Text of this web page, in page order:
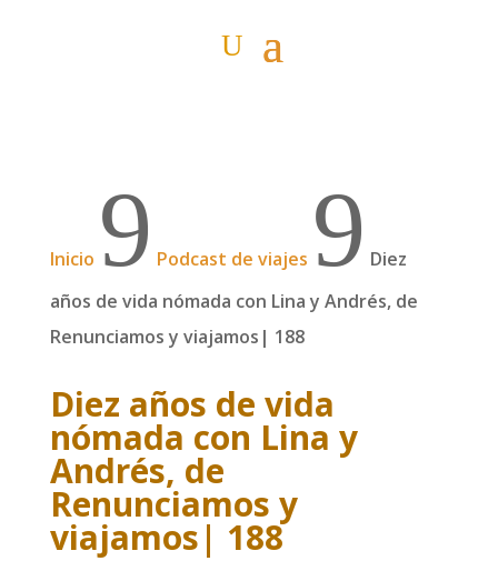
Inicio 9 Podcast de viajes 9 Diez
años de vida nómada con Lina y Andrés, de
Renunciamos y viajamos| 188
Diez años de vida
nómada con Lina y
Andrés, de
Renunciamos y
viajamos| 188